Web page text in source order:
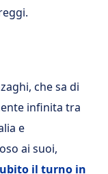
che sa di
infinita tra
e
ai suoi,
il turno in